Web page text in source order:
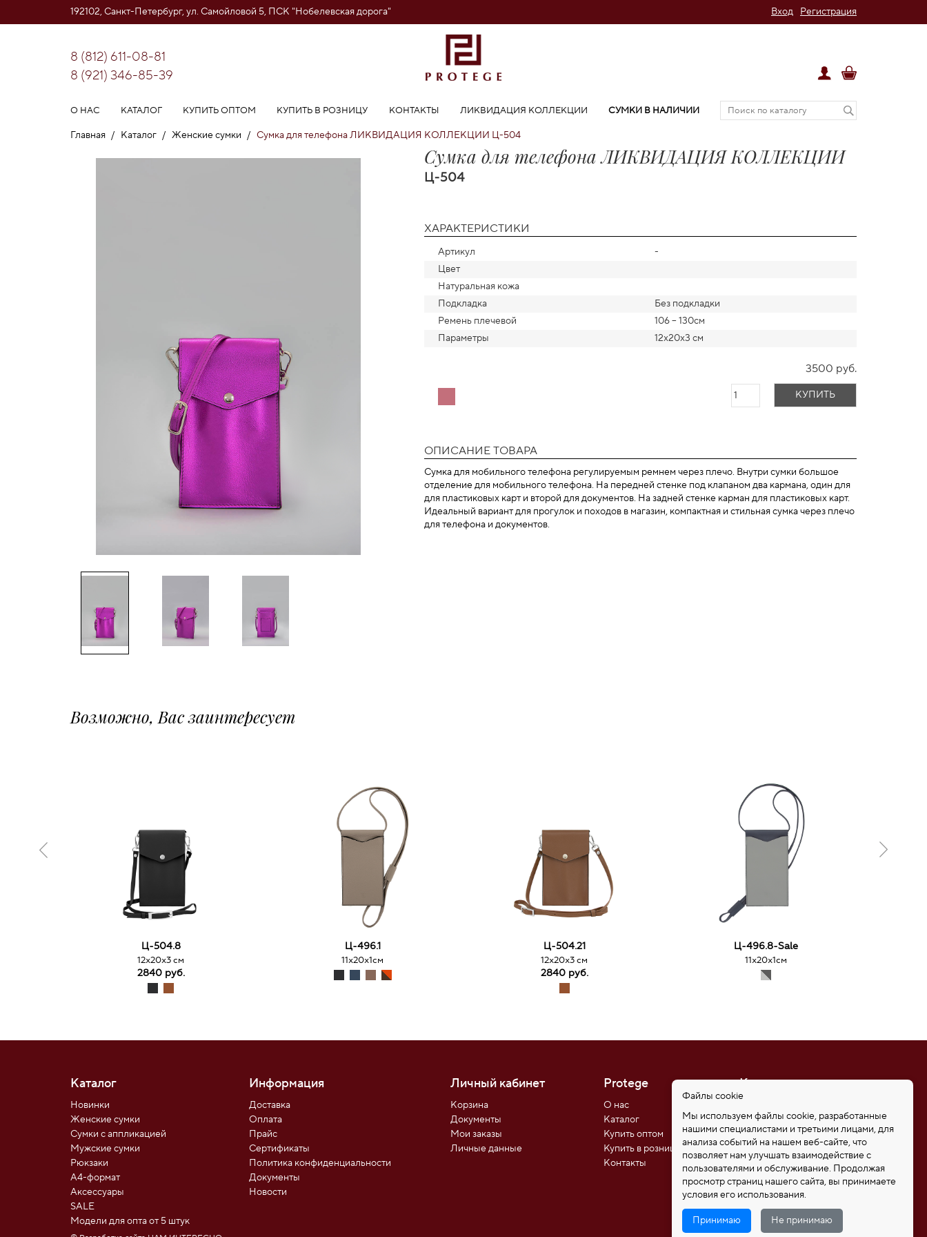
192102, Санкт-Петербург, ул. Самойловой 5, ПСК "Нобелевская дорога" Регистрация
Вход
8 (812) 611-08-81
8 (921) 346-85-39
О НАС КАТАЛОГ КУПИТЬ ОПТОМ КУПИТЬ В РОЗНИЦУ КОНТАКТЫ ЛИКВИДАЦИЯ КОЛЛЕКЦИИ СУМКИ В НАЛИЧИИ
Главная / Каталог / Женские сумки / Cумка для телефона ЛИКВИДАЦИЯ КОЛЛЕКЦИИ Ц-504
Cумка для телефона ЛИКВИДАЦИЯ КОЛЛЕКЦИИ
Ц-504
ХАРАКТЕРИСТИКИ
Артикул
-
Цвет
Натуральная кожа
Подкладка
Без подкладки
Ремень плечевой
106 – 130см
Параметры
12х20х3 см
3500 руб.
КУПИТЬ
ОПИСАНИЕ ТОВАРА
Сумка для мобильного телефона регулируемым ремнем через плечо. Внутри сумки большое
отделение для мобильного телефона. На передней стенке под клапаном два кармана, один для
для пластиковых карт и второй для документов. На задней стенке карман для пластиковых карт.
Идеальный вариант для прогулок и походов в магазин, компактная и стильная сумка через плечо
для телефона и документов.
Возможно, Вас заинтересует
Ц-504.8
12х20х3 см
2840 руб.
Ц-496.1
11х20х1см
Ц-504.21
12х20х3 см
2840 руб.
Ц-496.8-Sale
11х20х1см
Каталог
Новинки
Женские сумки
Сумки с аппликацией
Мужские сумки
Рюкзаки
А4-формат
Аксессуары
SALE
Модели для опта от 5 штук
Информация
Доставка
Оплата
Прайс
Сертификаты
Политика конфиденциальности
Документы
Новости
Личный кабинет
Корзина
Документы
Мои заказы
Личные данные
Protege
О нас
Каталог
Купить оптом
Купить в розницу
Контакты
Контакты
8 (921) 346-85-39
192102, Санкт-Петербург,
ул. Самойловой 5, ПСК
"Нобелевская дорога"
protege_bags@mail.ru
Файлы cookie
Мы используем файлы cookie, разработанные
нашими специалистами и третьими лицами, для
анализа событий на нашем веб-сайте, что
позволяет нам улучшать взаимодействие с
пользователями и обслуживание. Продолжая
просмотр страниц нашего сайта, вы принимаете
условия его использования.
Принимаю Не принимаю